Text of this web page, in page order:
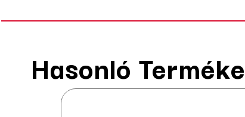
Hasonló